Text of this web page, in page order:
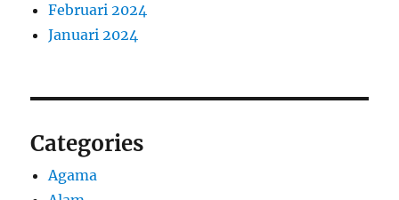
Februari 2024
Januari 2024
Categories
Agama